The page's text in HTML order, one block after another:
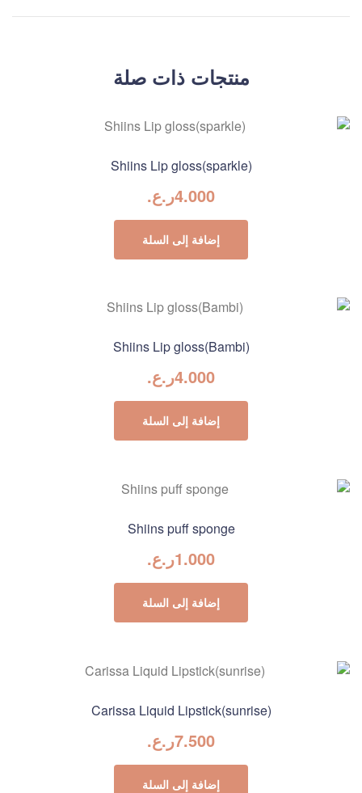
منتجات ذات صلة
Shiins Lip gloss(sparkle)
4.000ر.ع.
إضافة إلى السلة
Shiins Lip gloss(Bambi)
4.000ر.ع.
إضافة إلى السلة
Shiins puff sponge
1.000ر.ع.
إضافة إلى السلة
Carissa Liquid Lipstick(sunrise)
7.500ر.ع.
إضافة إلى السلة